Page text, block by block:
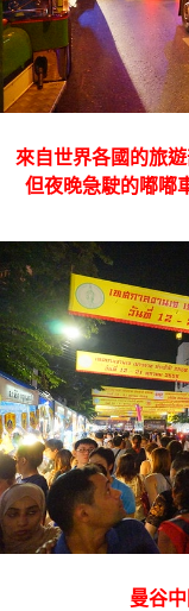
來自世界各國的旅
但夜晚急駛的嘟嘟
曼谷